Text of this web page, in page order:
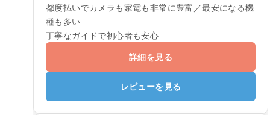
都度払いでカメラも家電も非常に豊富／最安になる機
種も多い
丁寧なガイドで初心者も安心
詳細を見る
レビューを見る